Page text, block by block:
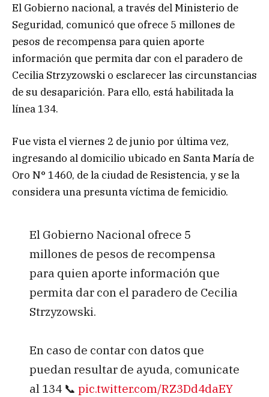
El Gobierno nacional, a través del Ministerio de
Seguridad, comunicó que ofrece 5 millones de
pesos de recompensa para quien aporte
información que permita dar con el paradero de
Cecilia Strzyzowski o esclarecer las circunstancias
de su desaparición. Para ello, está habilitada la
línea 134.
Fue vista el viernes 2 de junio por última vez,
ingresando al domicilio ubicado en Santa María de
Oro N° 1460, de la ciudad de Resistencia, y se la
considera una presunta víctima de femicidio.
El Gobierno Nacional ofrece 5
millones de pesos de recompensa
para quien aporte información que
permita dar con el paradero de Cecilia
Strzyzowski.
En caso de contar con datos que
puedan resultar de ayuda, comunicate
al 134 📞 pic.twitter.com/RZ3Dd4daEY